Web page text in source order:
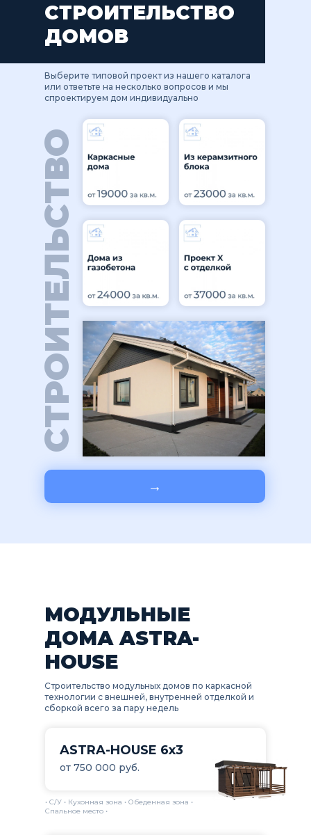
СТРОИТЕЛЬСТВО
СТРОИТЕЛЬСТВО
ДОМОВ
Выберите типовой проект из нашего каталога
или ответьте на несколько вопросов и мы
спроектируем дом индивидуально
→
МОДУЛЬНЫЕ
ДОМА ASTRA-
HOUSE
Строительство модульных домов по каркасной
технологии с внешней, внутренней отделкой и
сборкой всего за пару недель
ASTRA-HOUSE 6х3
от 750 000 руб.
• С/У • Кухонная зона • Обеденная зона •
Спальное место •